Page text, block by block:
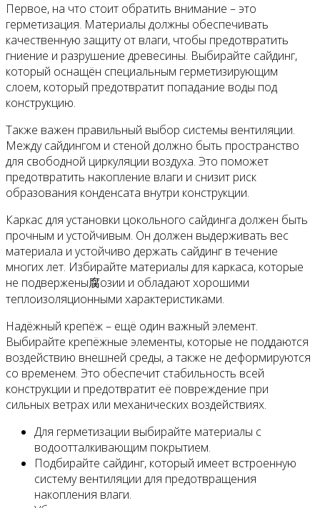
Первое, на что стоит обратить внимание – это
герметизация. Материалы должны обеспечивать
качественную защиту от влаги, чтобы предотвратить
гниение и разрушение древесины. Выбирайте сайдинг,
который оснащён специальным герметизирующим
слоем, который предотвратит попадание воды под
конструкцию.
Также важен правильный выбор системы вентиляции.
Между сайдингом и стеной должно быть пространство
для свободной циркуляции воздуха. Это поможет
предотвратить накопление влаги и снизит риск
образования конденсата внутри конструкции.
Каркас для установки цокольного сайдинга должен быть
прочным и устойчивым. Он должен выдерживать вес
материала и устойчиво держать сайдинг в течение
многих лет. Избирайте материалы для каркаса, которые
не подвержены腐озии и обладают хорошими
теплоизоляционными характеристиками.
Надёжный крепёж – ещё один важный элемент.
Выбирайте крепёжные элементы, которые не поддаются
воздействию внешней среды, а также не деформируются
со временем. Это обеспечит стабильность всей
конструкции и предотвратит её повреждение при
сильных ветрах или механических воздействиях.
Для герметизации выбирайте материалы с
водоотталкивающим покрытием.
Подбирайте сайдинг, который имеет встроенную
систему вентиляции для предотвращения
накопления влаги.